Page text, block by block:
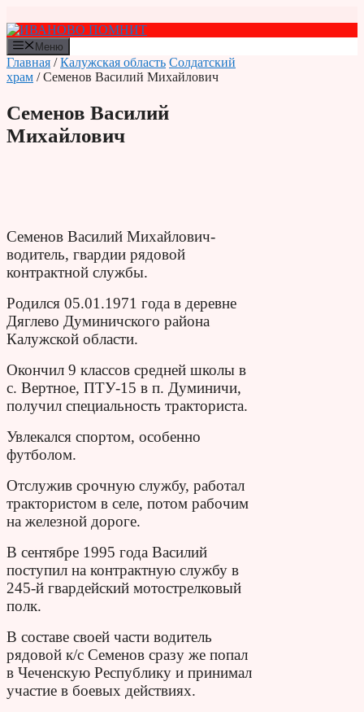
к
содержимому
Меню
Главная /Калужская область Солдатский
храм / Семенов Василий Михайлович
Семенов Василий
Михайлович
Семенов Василий Михайлович-
водитель, гвардии рядовой
контрактной службы.
Родился 05.01.1971 года в деревне
Дяглево Думиничского района
Калужской области.
Окончил 9 классов средней школы в
с. Вертное, ПТУ-15 в п. Думиничи,
получил специальность тракториста.
Увлекался спортом, особенно
футболом.
Отслужив срочную службу, работал
трактористом в селе, потом рабочим
на железной дороге.
В сентябре 1995 года Василий
поступил на контрактную службу в
245-й гвардейский мотострелковый
полк.
В составе своей части водитель
рядовой к/с Семенов сразу же попал
в Чеченскую Республику и принимал
участие в боевых действиях.